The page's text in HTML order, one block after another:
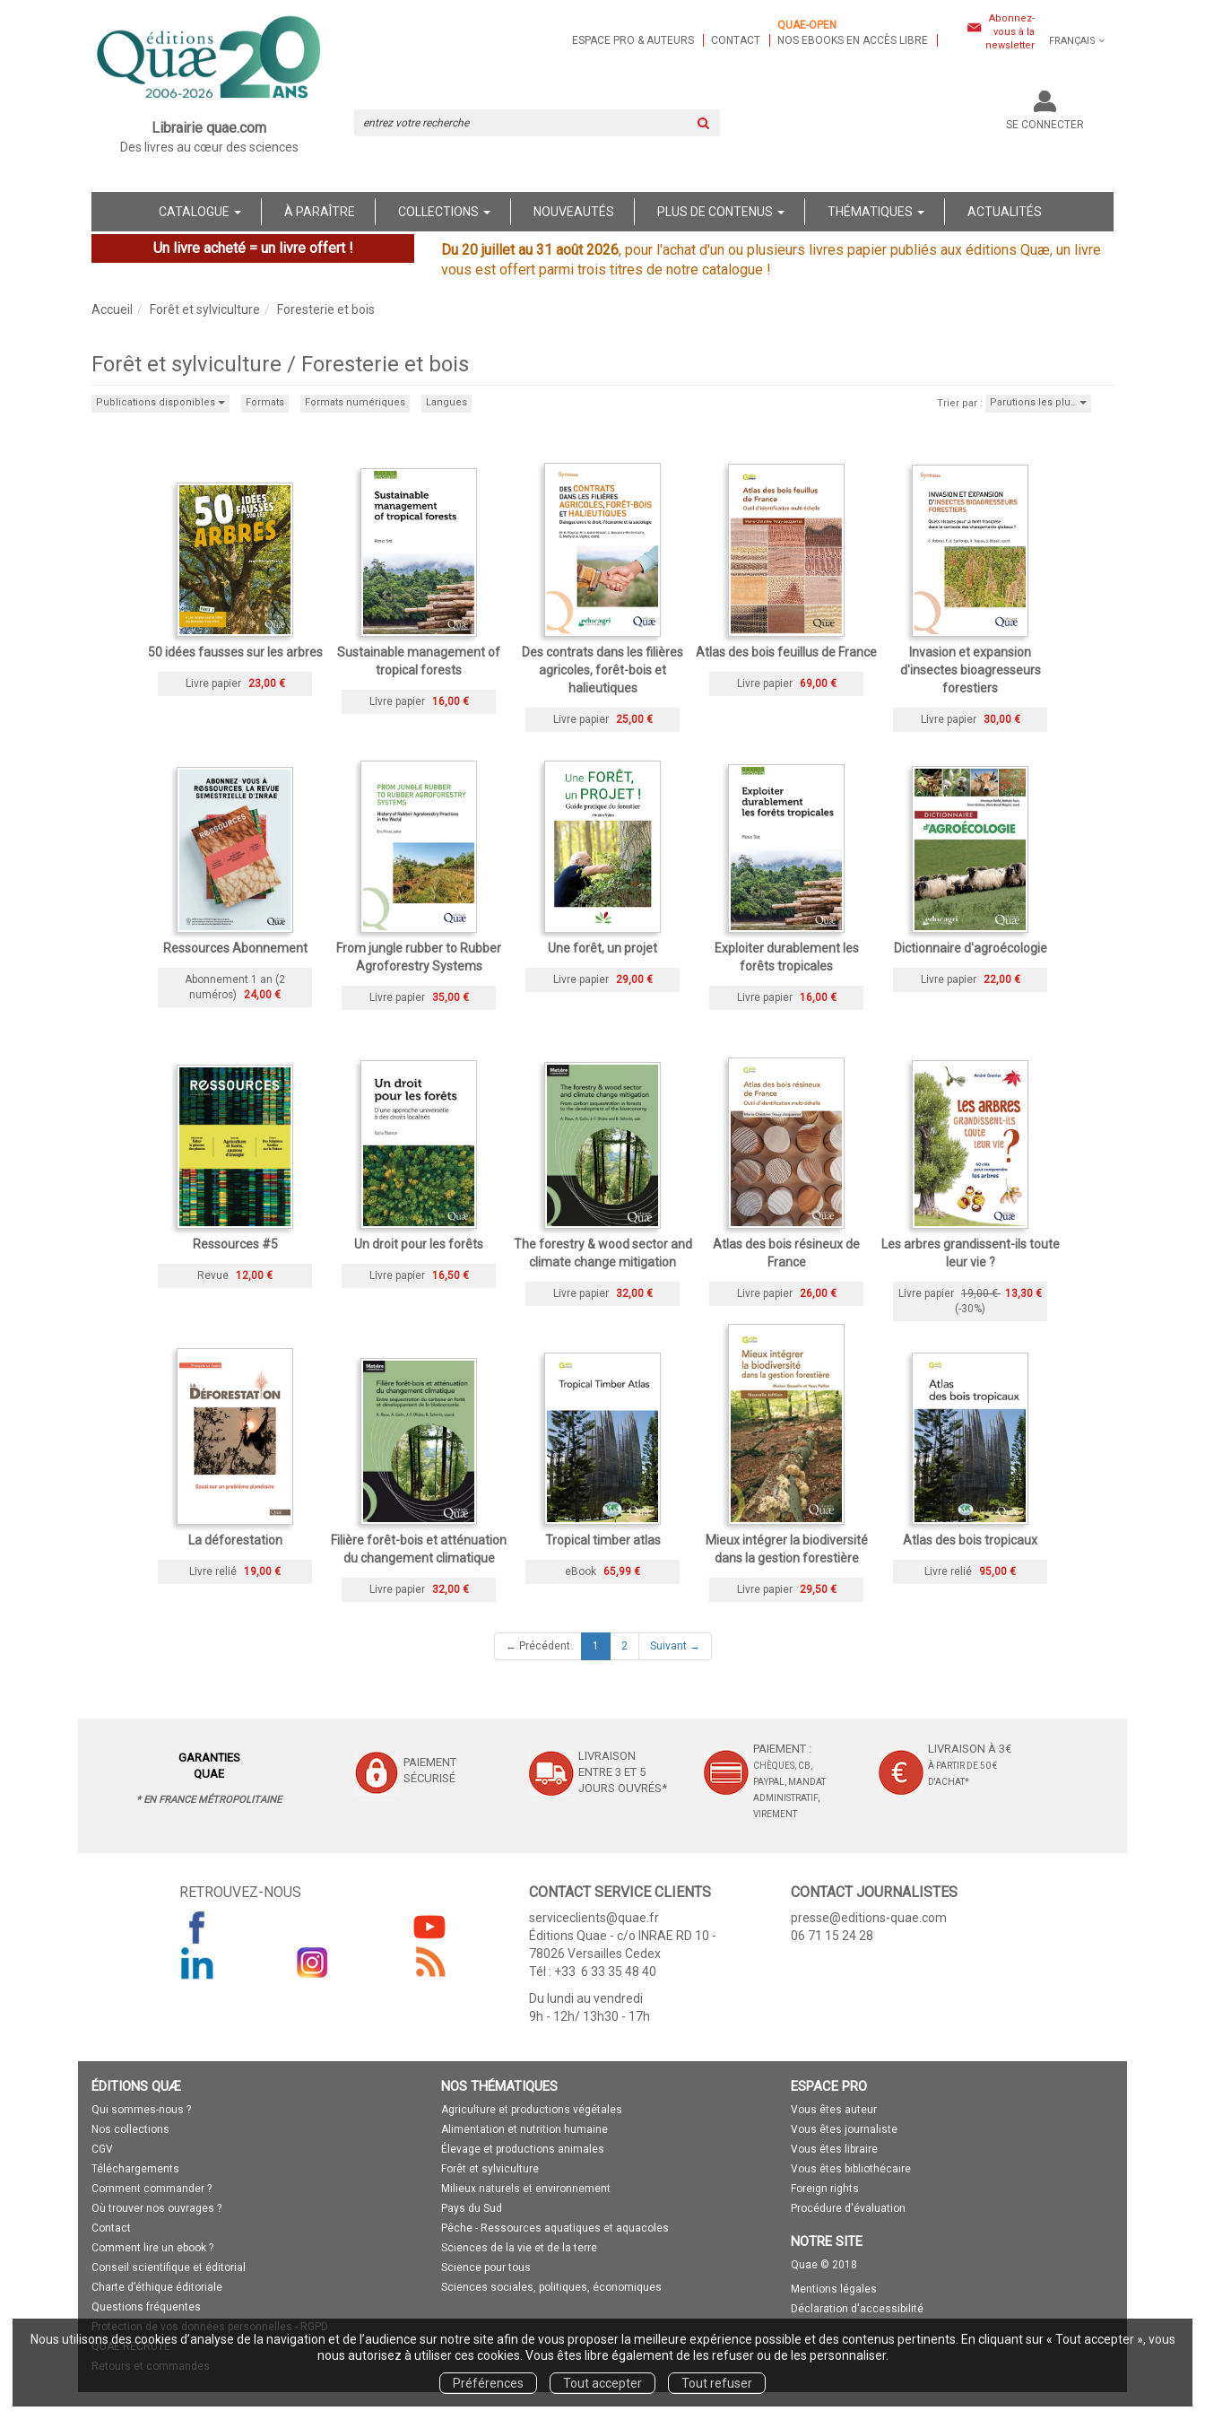
Nous utilisons des cookies d’analyse de la navigation et de l’audience sur notre site afin de vous proposer la meilleure expérience possible et des contenus pertinents. En cliquant sur « Tout accepter », vous
nous autorisez à utiliser ces cookies. Vous êtes libre également de les refuser ou de les personnaliser.
Préférences
Tout accepter Tout refuser
Librairie quae.com
Des livres au cœur des sciences
ESPACE PRO & AUTEURS CONTACT
QUAE-OPEN
NOS EBOOKS EN ACCÈS LIBRE
Abonnez-
vous à la
newsletter
FRANÇAIS
SE CONNECTER
CATALOGUE À PARAÎTRE COLLECTIONS NOUVEAUTÉS PLUS DE CONTENUS THÉMATIQUES ACTUALITÉS
Un livre acheté = un livre offert ! Du 20 juillet au 31 août 2026, pour l'achat d'un ou plusieurs livres papier publiés aux éditions Quæ, un livre
vous est offert parmi trois titres de notre catalogue !
Accueil Forêt et sylviculture Foresterie et bois
Forêt et sylviculture / Foresterie et bois
Publications disponibles Formats Formats numériques Langues Trier par : Parutions les plu…
50 idées fausses sur les arbres
Livre papier 23,00 €
Sustainable management of
tropical forests
Livre papier 16,00 €
Des contrats dans les filières
agricoles, forêt-bois et
halieutiques
Livre papier 25,00 €
Atlas des bois feuillus de France
Livre papier 69,00 €
Invasion et expansion
d'insectes bioagresseurs
forestiers
Livre papier 30,00 €
Ressources Abonnement
Abonnement 1 an (2
numéros)
24,00 €
From jungle rubber to Rubber
Agroforestry Systems
Livre papier 35,00 €
Une forêt, un projet
Livre papier 29,00 €
Exploiter durablement les
forêts tropicales
Livre papier 16,00 €
Dictionnaire d'agroécologie
Livre papier 22,00 €
Ressources #5
Revue 12,00 €
Un droit pour les forêts
Livre papier 16,50 €
The forestry & wood sector and
climate change mitigation
Livre papier 32,00 €
Atlas des bois résineux de
France
Livre papier 26,00 €
Les arbres grandissent-ils toute
leur vie ?
Livre papier 19,00 € 13,30 €
(-30%)
La déforestation
Livre relié 19,00 €
Filière forêt-bois et atténuation
du changement climatique
Livre papier 32,00 €
Tropical timber atlas
eBook 65,99 €
Mieux intégrer la biodiversité
dans la gestion forestière
Livre papier 29,50 €
Atlas des bois tropicaux
Livre relié 95,00 €
← Précédent 1 (current)
2 Suivant →
GARANTIES
QUAE
* EN FRANCE MÉTROPOLITAINE
PAIEMENT
SÉCURISÉ
LIVRAISON
ENTRE 3 ET 5
JOURS OUVRÉS*
PAIEMENT :
CHÈQUES, CB,
PAYPAL, MANDAT
ADMINISTRATIF,
VIREMENT
LIVRAISON À 3€
À PARTIR DE 50 €
D'ACHAT*
RETROUVEZ-NOUS CONTACT SERVICE CLIENTS
serviceclients@quae.fr
Éditions Quae - c/o INRAE RD 10 -
78026 Versailles Cedex
Tél : +33 6 33 35 48 40
Du lundi au vendredi
9h - 12h/ 13h30 - 17h
CONTACT JOURNALISTES
presse@editions-quae.com
06 71 15 24 28
ÉDITIONS QUÆ
Qui sommes-nous ?
Nos collections
CGV
Téléchargements
Comment commander ?
Où trouver nos ouvrages ?
Contact
Comment lire un ebook ?
Conseil scientifique et éditorial
Charte d’éthique éditoriale
Questions fréquentes
Protection de vos données personnelles - RGPD
QUAE RECRUTE
Retours et commandes
NOS THÉMATIQUES
Agriculture et productions végétales
Alimentation et nutrition humaine
Élevage et productions animales
Forêt et sylviculture
Milieux naturels et environnement
Pays du Sud
Pêche - Ressources aquatiques et aquacoles
Sciences de la vie et de la terre
Science pour tous
Sciences sociales, politiques, économiques
ESPACE PRO
Vous êtes auteur
Vous êtes journaliste
Vous êtes libraire
Vous êtes bibliothécaire
Foreign rights
Procédure d'évaluation
NOTRE SITE
Quae © 2018
Mentions légales
Déclaration d'accessibilité